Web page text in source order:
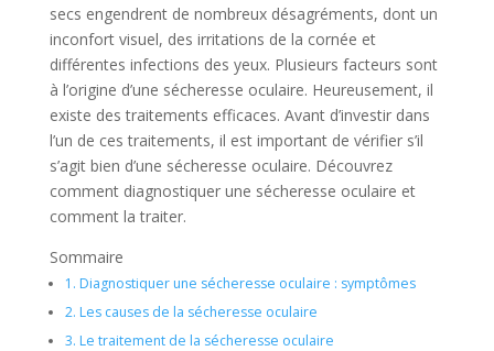
secs engendrent de nombreux désagréments, dont un
inconfort visuel, des irritations de la cornée et
différentes infections des yeux. Plusieurs facteurs sont
à l’origine d’une sécheresse oculaire. Heureusement, il
existe des traitements efficaces. Avant d’investir dans
l’un de ces traitements, il est important de vérifier s’il
s’agit bien d’une sécheresse oculaire. Découvrez
comment diagnostiquer une sécheresse oculaire et
comment la traiter.
Sommaire
1. Diagnostiquer une sécheresse oculaire : symptômes
2. Les causes de la sécheresse oculaire
3. Le traitement de la sécheresse oculaire